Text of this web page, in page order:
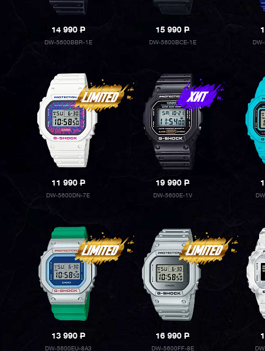
14 990P
DW-5600BBR-1E
15 990P
DW-5600BCE-1E
11 990P
DW-5600DN-7E
19 990P
DW-5600E-1V
13 990P
DW-5600EU-8A3
16 990P
DW-5600FF-8E